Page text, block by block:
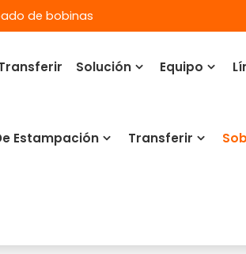
de bobinas
Solución Equipo
Estampación Transferir